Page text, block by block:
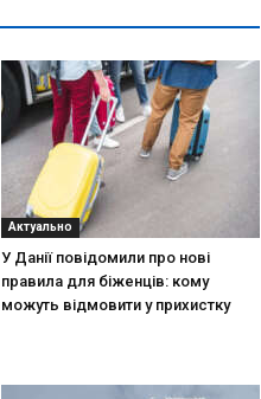
Актуально
У Данії повідомили про нові
правила для біженців: кому
можуть відмовити у прихистку